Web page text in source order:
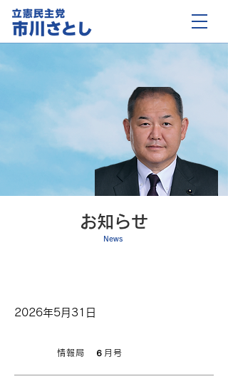
お知らせ
News
2026年5月31日
情報局 ６月号